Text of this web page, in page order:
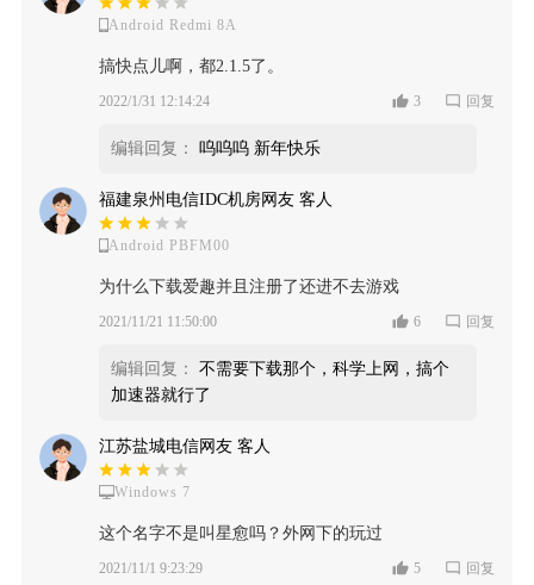
Android Redmi 8A
搞快点儿啊，都2.1.5了。
2022/1/31 12:14:24 3 回复
编辑回复： 呜呜呜 新年快乐
福建泉州电信IDC机房网友 客人
Android PBFM00
为什么下载爱趣并且注册了还进不去游戏
2021/11/21 11:50:00 6 回复
编辑回复：
不需要下载那个，科学上网，搞个
加速器就行了
江苏盐城电信网友 客人
Windows 7
这个名字不是叫星愈吗？外网下的玩过
2021/11/1 9:23:29 5 回复